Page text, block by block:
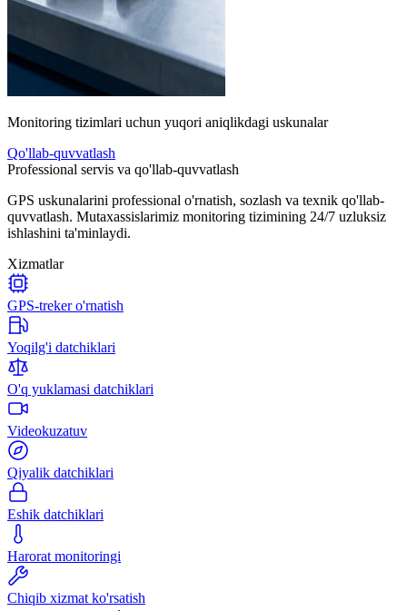
Monitoring tizimlari uchun yuqori aniqlikdagi uskunalar
Qo'llab-quvvatlash
Professional servis va qo'llab-quvvatlash
GPS uskunalarini professional o'rnatish, sozlash va texnik qo'llab-
quvvatlash. Mutaxassislarimiz monitoring tizimining 24/7 uzluksiz
ishlashini ta'minlaydi.
Xizmatlar
GPS-treker o'rnatish
Yoqilg'i datchiklari
O'q yuklamasi datchiklari
Videokuzatuv
Qiyalik datchiklari
Eshik datchiklari
Harorat monitoringi
Chiqib xizmat ko'rsatish